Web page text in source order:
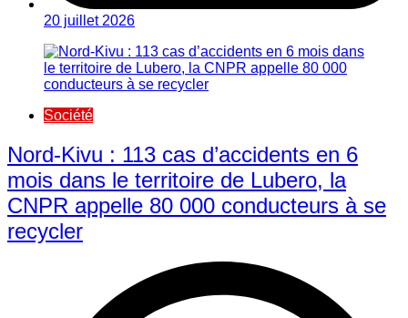
20 juillet 2026
Société
Nord-Kivu : 113 cas d’accidents en 6
mois dans le territoire de Lubero, la
CNPR appelle 80 000 conducteurs à se
recycler